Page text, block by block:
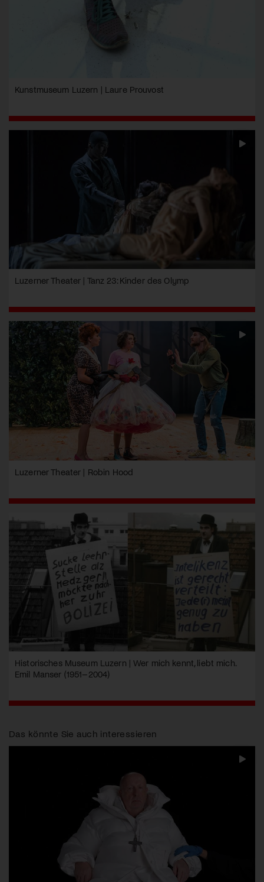
Kunstmuseum Luzern | Laure Prouvost
Luzerner Theater | Tanz 23: Kinder des Olymp
Luzerner Theater | Robin Hood
Historisches Museum Luzern | Wer mich kennt, liebt mich.
Emil Manser (1951–2004)
Das könnte Sie auch interessieren